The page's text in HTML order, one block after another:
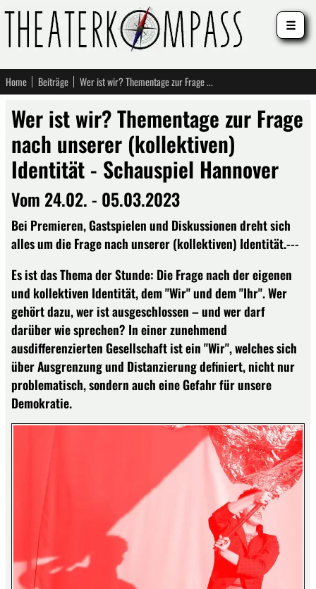
Home Beiträge Wer ist wir? Thementage zur Frage nach unserer (kollektiven) Identität - Schauspiel Hannover
Wer ist wir? Thementage zur Frage
nach unserer (kollektiven)
Identität - Schauspiel Hannover
Vom 24.02. - 05.03.2023
Bei Premieren, Gastspielen und Diskussionen dreht sich
alles um die Frage nach unserer (kollektiven) Identität.---
Es ist das Thema der Stunde: Die Frage nach der eigenen
und kollektiven Identität, dem "Wir" und dem "Ihr". Wer
gehört dazu, wer ist ausgeschlossen – und wer darf
darüber wie sprechen? In einer zunehmend
ausdifferenzierten Gesellschaft ist ein "Wir", welches sich
über Ausgrenzung und Distanzierung definiert, nicht nur
problematisch, sondern auch eine Gefahr für unsere
Demokratie.
☰